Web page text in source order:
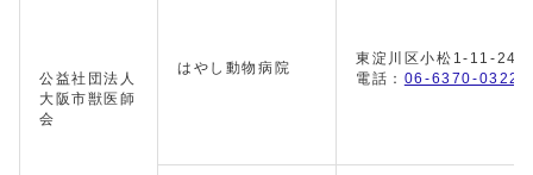
公益社団法人
大阪市獣医師
会
はやし動物病院
東淀川区小松1-11-24
電話： 06-6370-0322